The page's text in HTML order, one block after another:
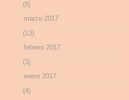
(8)
marzo 2017
(13)
febrero 2017
(3)
enero 2017
(4)